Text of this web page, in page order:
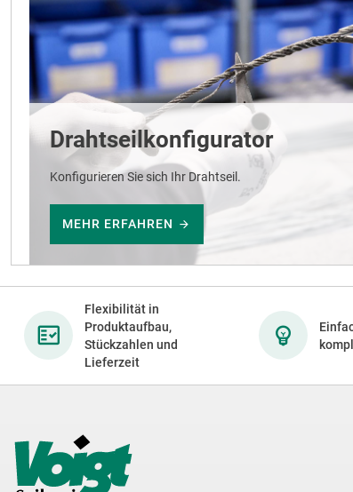
Drahtseilkonfigurator
Konfigurieren Sie sich Ihr Drahtseil.
MEHR ERFAHREN
Flexibilität in
Produktaufbau,
Stückzahlen und
Lieferzeit